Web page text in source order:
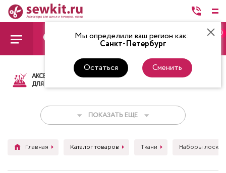
Мы определили ваш регион как:
Санкт-Петербург
Остаться Сменить
0
АКСЕССУАРЫ
ДЛЯ ШИТЬЯ
ТКАНИ НИТКИ
ПОКАЗАТЬ ЕЩЕ
Главная Каталог товаров Ткани Наборы